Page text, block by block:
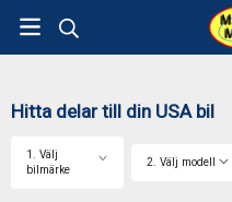
Hitta delar till din USA bil
1. Välj
bilmärke
2. Välj modell